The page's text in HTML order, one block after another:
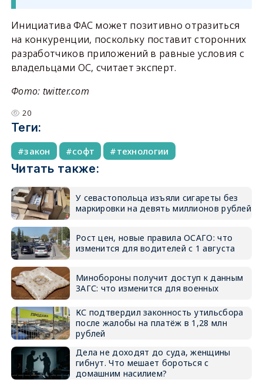
Инициатива ФАС может позитивно отразиться
на конкуренции, поскольку поставит сторонних
разработчиков приложений в равные условия с
владельцами ОС, считает эксперт.
Фото: twitter.com
20
Теги:
закон софт технологии
Читать также:
У севастопольца изъяли сигареты без
маркировки на девять миллионов рублей
Рост цен, новые правила ОСАГО: что
изменится для водителей с 1 августа
Минобороны получит доступ к данным
ЗАГС: что изменится для военных
КС подтвердил законность утильсбора
после жалобы на платёж в 1,28 млн
рублей
Дела не доходят до суда, женщины
гибнут. Что мешает бороться с
домашним насилием?